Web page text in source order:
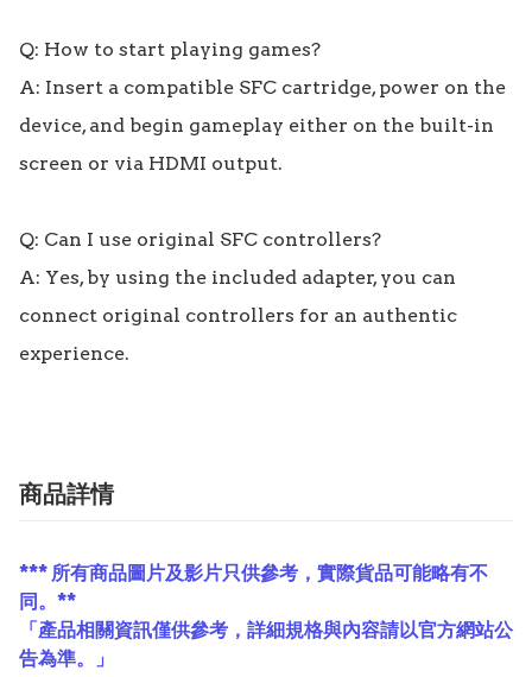
Q: How to start playing games?
A: Insert a compatible SFC cartridge, power on the
device, and begin gameplay either on the built-in
screen or via HDMI output.
Q: Can I use original SFC controllers?
A: Yes, by using the included adapter, you can
connect original controllers for an authentic
experience.
商品詳情
*** 所有商品圖片及影片只供參考，實際貨品可能略有不
同。**
「產品相關資訊僅供參考，詳細規格與內容請以官方網站公
告為準。」